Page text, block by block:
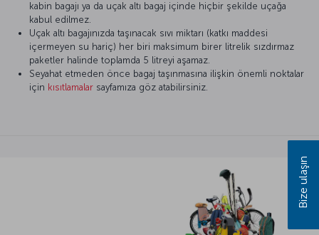
kabin bagajı ya da uçak altı bagaj içinde hiçbir şekilde uçağa
kabul edilmez.
Uçak altı bagajınızda taşınacak sıvı miktarı (katkı maddesi
içermeyen su hariç) her biri maksimum birer litrelik sızdırmaz
paketler halinde toplamda 5 litreyi aşamaz.
Seyahat etmeden önce bagaj taşınmasına ilişkin önemli noktalar
için kısıtlamalar sayfamıza göz atabilirsiniz.
Bize ulaşın